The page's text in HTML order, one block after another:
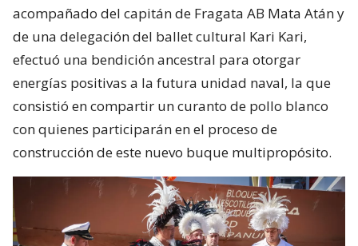
acompañado del capitán de Fragata AB Mata Atán y
de una delegación del ballet cultural Kari Kari,
efectuó una bendición ancestral para otorgar
energías positivas a la futura unidad naval, la que
consistió en compartir un curanto de pollo blanco
con quienes participarán en el proceso de
construcción de este nuevo buque multipropósito.